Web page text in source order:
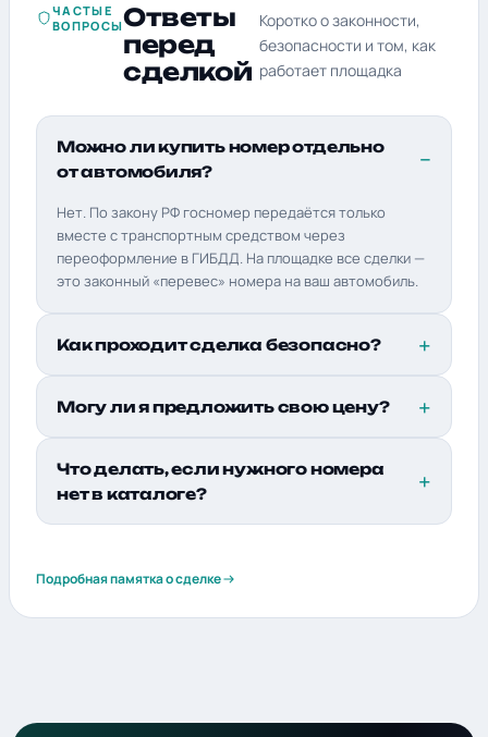
ЧАСТЫЕ
ВОПРОСЫОтветы
перед
сделкой
Коротко о законности,
безопасности и том, как
работает площадка
Можно ли купить номер отдельно
от автомобиля?
Нет. По закону РФ госномер передаётся только
вместе с транспортным средством через
переоформление в ГИБДД. На площадке все сделки —
это законный «перевес» номера на ваш автомобиль.
Как проходит сделка безопасно?
Могу ли я предложить свою цену?
Что делать, если нужного номера
нет в каталоге?
Подробная памятка о сделке